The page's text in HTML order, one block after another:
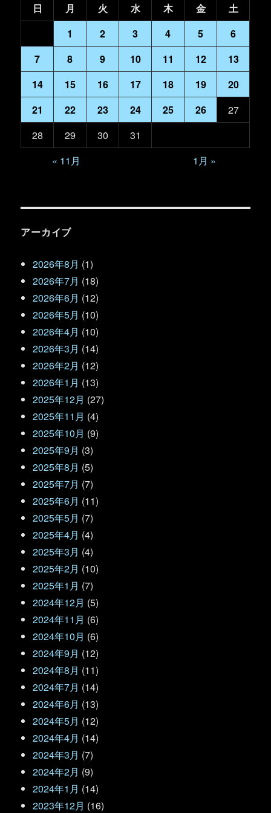
日 月 火 水 木 金
土
1
2 3 4 5
6
7
8 9 10 11 12
13
14
15 16 17 18 19
20
21
22 23 24 25 26
27
28
29 30
31
« 11月
1月 »
アーカイブ
2026年8月 (1)
2026年7月 (18)
2026年6月 (12)
2026年5月 (10)
2026年4月 (10)
2026年3月 (14)
2026年2月 (12)
2026年1月 (13)
2025年12月 (27)
2025年11月 (4)
2025年10月 (9)
2025年9月 (3)
2025年8月 (5)
2025年7月 (7)
2025年6月 (11)
2025年5月 (7)
2025年4月 (4)
2025年3月 (4)
2025年2月 (10)
2025年1月 (7)
2024年12月 (5)
2024年11月 (6)
2024年10月 (6)
2024年9月 (12)
2024年8月 (11)
2024年7月 (14)
2024年6月 (13)
2024年5月 (12)
2024年4月 (14)
2024年3月 (7)
2024年2月 (9)
2024年1月 (14)
2023年12月 (16)